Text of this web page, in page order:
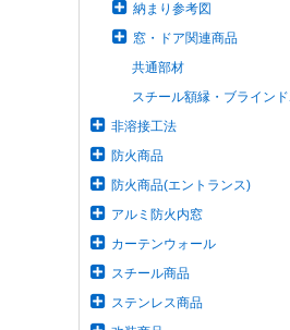
納まり参考図
窓・ドア関連商品
共通部材
スチール額縁・ブライン
非溶接工法
防火商品
防火商品(エントランス)
アルミ防火内窓
カーテンウォール
スチール商品
ステンレス商品